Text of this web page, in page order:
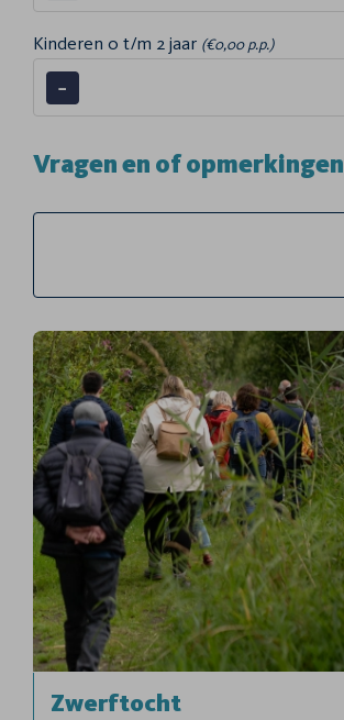
Kinderen 0 t/m 2 jaar (€0,00 p.p.)
−
Vragen en of opmerkingen
Zwerftocht